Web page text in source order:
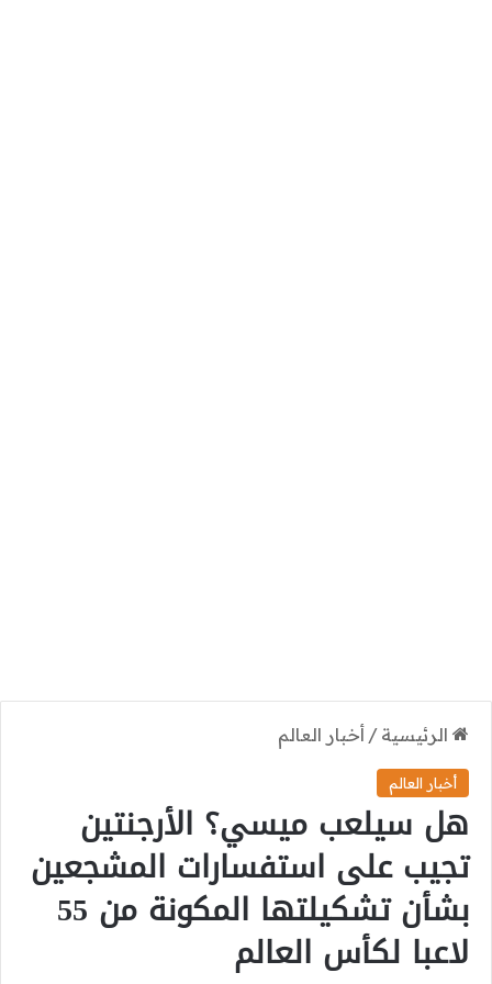
الرئيسية / أخبار العالم
أخبار العالم
هل سيلعب ميسي؟ الأرجنتين
تجيب على استفسارات المشجعين
بشأن تشكيلتها المكونة من 55
لاعبا لكأس العالم